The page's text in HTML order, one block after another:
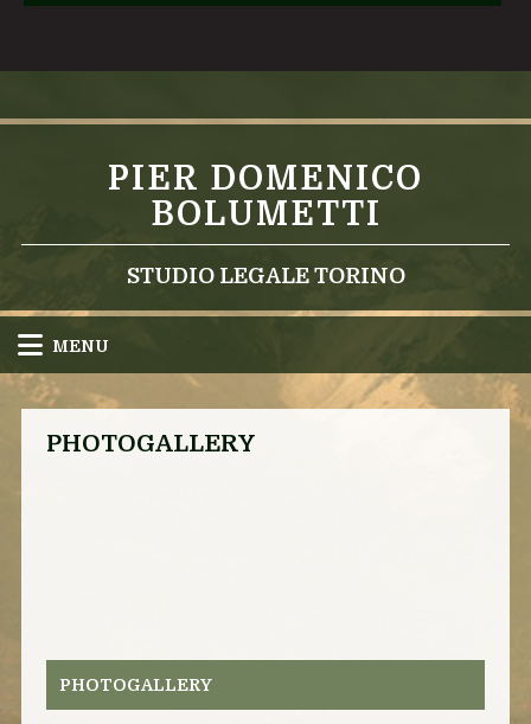
PIER DOMENICO
BOLUMETTI
STUDIO LEGALE TORINO
MENU
PHOTOGALLERY
PHOTOGALLERY